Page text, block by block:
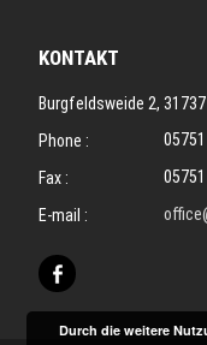
KONTAKT
Burgfeldsweide 2,
Phone :
Fax :
E-mail :
Durch die weitere